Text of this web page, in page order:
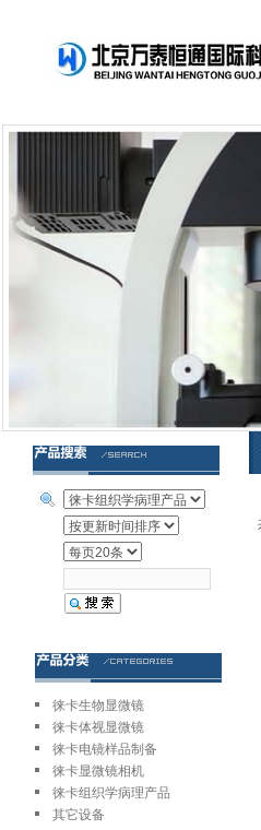
徕卡生物显微镜
徕卡体视显微镜
徕卡电镜样品制备
徕卡显微镜相机
徕卡组织学病理产品
其它设备